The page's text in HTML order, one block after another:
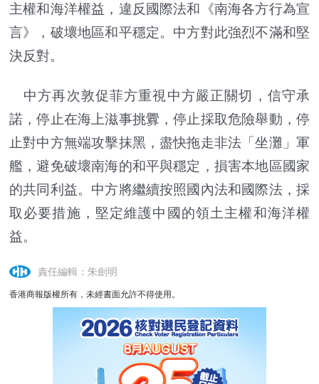
主權和海洋權益，違反國際法和《南海各方行為宣
言》，破壞地區和平穩定。中方對此強烈不滿和堅
決反對。
中方再次敦促菲方重視中方嚴正關切，信守承
諾，停止在海上滋事挑釁，停止採取危險舉動，停
止對中方無端攻擊抹黑，盡快拖走非法「坐灘」軍
艦，避免破壞南海的和平與穩定，損害本地區國家
的共同利益。中方將繼續按照國內法和國際法，採
取必要措施，堅定維護中國的領土主權和海洋權
益。
責任編輯：朱劍明
香港商報版權所有，未經書面允許不得使用。